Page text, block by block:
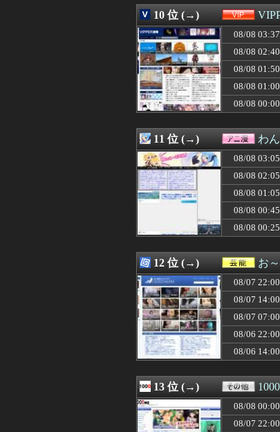
08/08 01:50
【悲報】
08/08 01:50
【画像】
08/08 01:44
【画像】
08/08 01:41
【画像】
08/08 01:40
賀喜遥香
08/08 01:40
【凄い】
08/08 01:40
【平和宣
08/08 01:39
【画像】
08/08 01:39
娘が生ま
08/08 01:34
【画像】
08/08 01:33
【ｼｺ画像
08/08 01:31
安倍難去
08/08 01:31
【ウマ娘
08/08 01:30
アラフォ
08/08 01:30
◆日本代
DeNA・
【呆れ】
08/08 01:30
【サッカ
08/08 01:30
【画像】
08/08 01:29
義弟嫁「
08/08 01:25
【悲報】
08/08 01:24
【カミツ
08/08 01:20
日本代表
08/08 01:20
イメージ
08/08 01:17
【ウマ娘
08/08 01:17
隣人「旅
08/08 01:16
『広島燃
08/08 01:15
クンニ中
08/08 01:13
【悲報】
08/08 01:12
【ガチ】
08/08 01:10
【画像】
10 位 (→)
08/08 03:37
08/08 02:40
08/08 01:50
08/08 01:00
08/08 00:00
11 位 (→) わ
08/08 03:05
08/08 02:05
08/08 01:05
08/08 00:45
08/08 00:25
12 位 (→) お
08/07 22:00
08/07 14:00
08/07 07:00
08/06 22:00
08/06 14:00
13 位 (→)
08/08 00:00
08/07 22:00